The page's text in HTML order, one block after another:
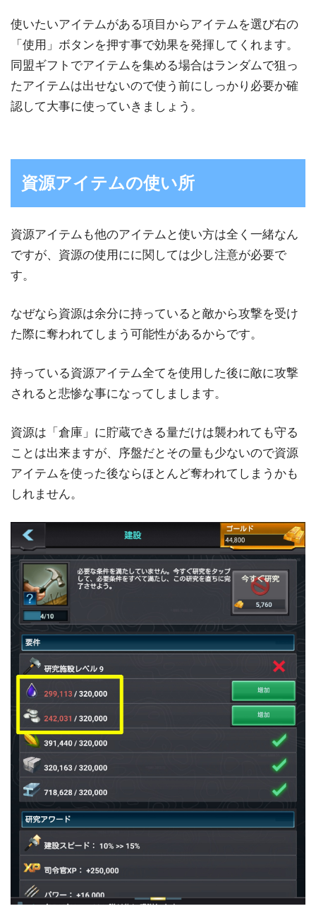
使いたいアイテムがある項目からアイテムを選び右の
「使用」ボタンを押す事で効果を発揮してくれます。
同盟ギフトでアイテムを集める場合はランダムで狙っ
たアイテムは出せないので使う前にしっかり必要か確
認して大事に使っていきましょう。
資源アイテムの使い所
資源アイテムも他のアイテムと使い方は全く一緒なん
ですが、資源の使用にに関しては少し注意が必要で
す。
なぜなら資源は余分に持っていると敵から攻撃を受け
た際に奪われてしまう可能性があるからです。
持っている資源アイテム全てを使用した後に敵に攻撃
されると悲惨な事になってしまします。
資源は「倉庫」に貯蔵できる量だけは襲われても守る
ことは出来ますが、序盤だとその量も少ないので資源
アイテムを使った後ならほとんど奪われてしまうかも
しれません。